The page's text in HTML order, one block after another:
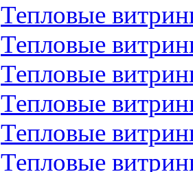
Тепловые
Тепловые
Тепловые
Тепловые
Тепловые
Тепловые